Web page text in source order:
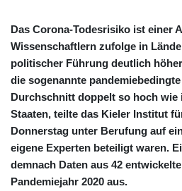
Das Corona-Todesrisiko ist einer
Wissenschaftlern zufolge in
politischer Führung deutlich
die sogenannte
Durchschnitt doppelt so hoch
Staaten, teilte das Kieler Institut
Donnerstag unter Berufung auf
eigene Experten beteiligt waren.
demnach Daten aus 42
Pandemiejahr 2020 aus.